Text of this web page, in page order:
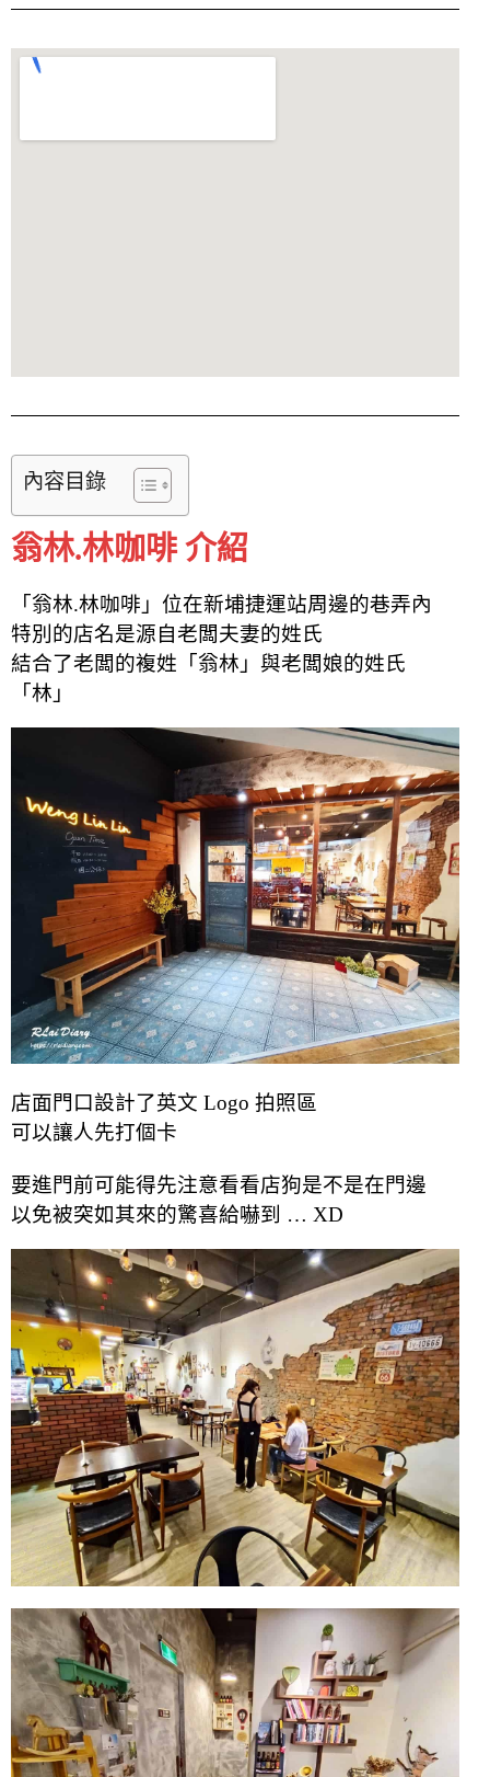
內容目錄
翁林.林咖啡 介紹
「翁林.林咖啡」位在新埔捷運站周邊的巷弄內
特別的店名是源自老闆夫妻的姓氏
結合了老闆的複姓「翁林」與老闆娘的姓氏
「林」
店面門口設計了英文 Logo 拍照區
可以讓人先打個卡
要進門前可能得先注意看看店狗是不是在門邊
以免被突如其來的驚喜給嚇到 … XD